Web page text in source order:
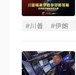
#川普 #伊朗